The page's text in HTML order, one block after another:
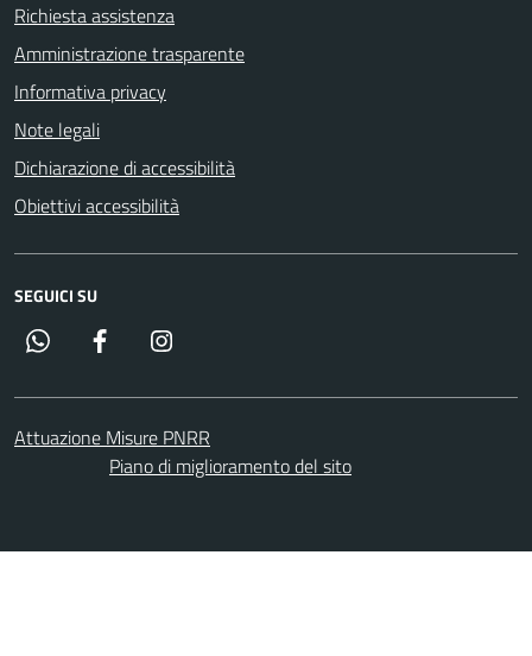
Richiesta assistenza
Amministrazione trasparente
Informativa privacy
Note legali
Dichiarazione di accessibilità
Obiettivi accessibilità
SEGUICI SU
Whatsapp Facebook
Attuazione Misure PNRR
Piano di miglioramento del sito